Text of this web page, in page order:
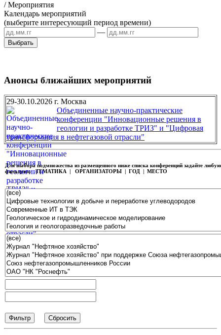
/Мероприятия
Календарь мероприятий
(выберите интересующий период времени)
—
Анонсы ближайших мероприятий
29-30.10.2026 г. Москва
Объединенные научно-практические
конференции "Инновационные решения в
геологии и разработке ТРИЗ" и "Цифровая
трансформация в нефтегазовой отрасли"
Для выбора подмножества из размещенного ниже списка конференций задайте
фильтров:ТЕМАТИКА | ОРГАНИЗАТОРЫ | ГОД | МЕСТО